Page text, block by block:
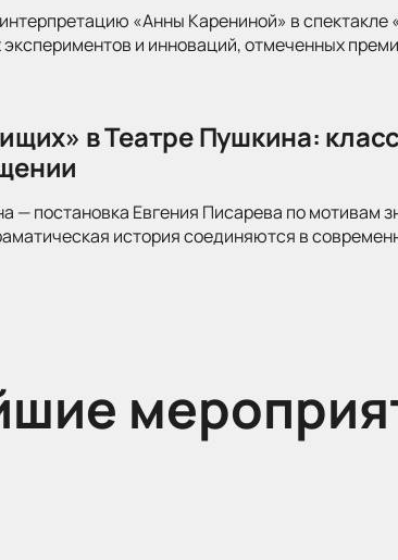
«Анны Карениной» в
и инноваций, отмеченных
в Театре Пушкина:
— постановка Евгения Писарева по мотивам
история соединяются в